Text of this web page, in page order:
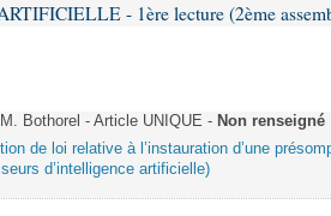
- 1ère lecture (2ème
Bothorel - Article UNIQUE - Non renseigné
de loi relative à l’instauration d’une
d’intelligence artificielle)